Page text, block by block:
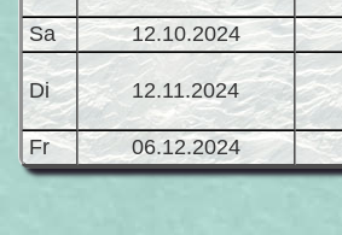
Sa
12.10.2024
Di 12.11.2024
Fr
06.12.2024